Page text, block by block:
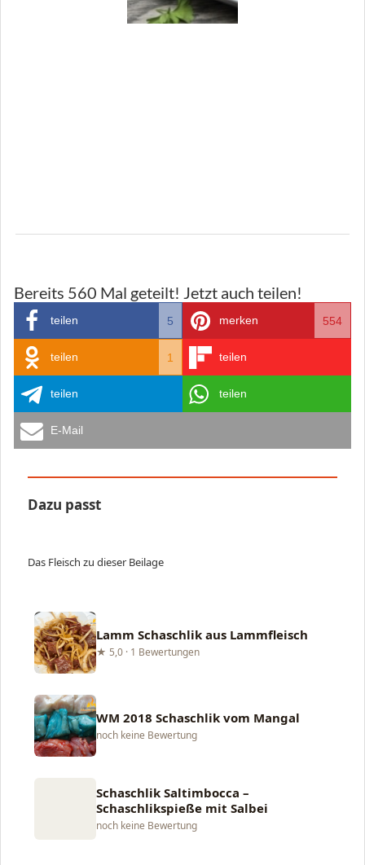
Bereits 560 Mal geteilt! Jetzt auch teilen!
teilen 5 merken 554
teilen 1 teilen
teilen teilen
E-Mail
Dazu passt
Das Fleisch zu dieser Beilage
Lamm Schaschlik aus Lammfleisch
★ 5,0 · 1 Bewertungen
WM 2018 Schaschlik vom Mangal
noch keine Bewertung
Schaschlik Saltimbocca –
Schaschlikspieße mit Salbei
noch keine Bewertung